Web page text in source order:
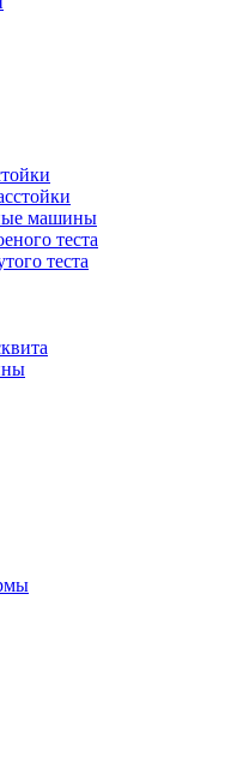
машины
теста
теста